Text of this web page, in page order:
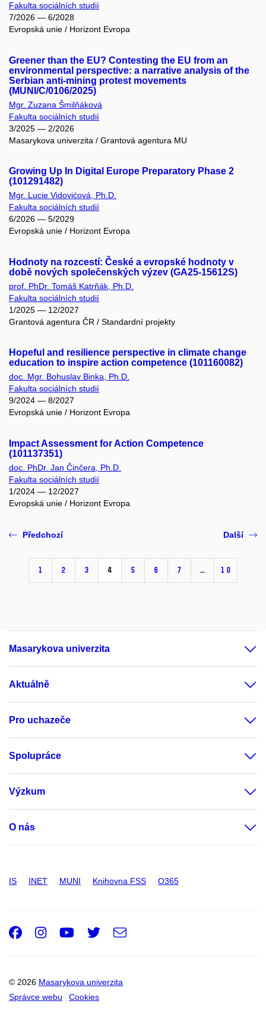
Fakulta sociálních studií
7/2026 — 6/2028
Evropská unie / Horizont Evropa
Greener than the EU? Contesting the EU from an
environmental perspective: a narrative analysis of the
Serbian anti-mining protest movements
(MUNI/C/0106/2025)
Mgr. Zuzana Šmilňáková
Fakulta sociálních studií
3/2025 — 2/2026
Masarykova univerzita / Grantová agentura MU
Growing Up In Digital Europe Preparatory Phase 2
(101291482)
Mgr. Lucie Vidovićová, Ph.D.
Fakulta sociálních studií
6/2026 — 5/2029
Evropská unie / Horizont Evropa
Hodnoty na rozcestí: České a evropské hodnoty v
době nových společenských výzev (GA25-15612S)
prof. PhDr. Tomáš Katrňák, Ph.D.
Fakulta sociálních studií
1/2025 — 12/2027
Grantová agentura ČR / Standardní projekty
Hopeful and resilience perspective in climate change
education to inspire action competence (101160082)
doc. Mgr. Bohuslav Binka, Ph.D.
Fakulta sociálních studií
9/2024 — 8/2027
Evropská unie / Horizont Evropa
Impact Assessment for Action Competence
(101137351)
doc. PhDr. Jan Činčera, Ph.D.
Fakulta sociálních studií
1/2024 — 12/2027
Evropská unie / Horizont Evropa
Předchozí
1 2 3 4 5 6 7 … 10
Další
Masarykova univerzita
Aktuálně
Pro uchazeče
Spolupráce
Výzkum
O nás
IS INET MUNI Knihovna FSS O365
© 2026 Masarykova univerzita
Správce webu
Cookies
Facebook
Instagram
Youtube
Twitter
e-